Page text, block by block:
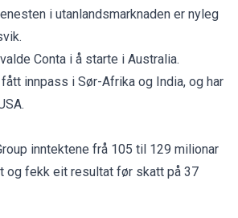
i utanlandsmarknaden er nyleg
Conta i å starte i Australia.
innpass i Sør-Afrika og India, og har
inntektene frå 105 til 129 milionar
og fekk eit resultat før skatt på 37